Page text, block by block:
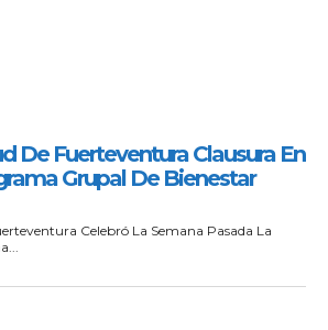
De Fuerteventura Clausura En
Grupal De Bienestar
Celebró La Semana Pasada La